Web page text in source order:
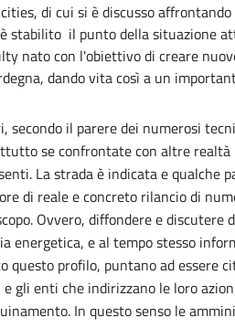
di cui si è discusso
stabilito il punto della situazione
nato con l'obiettivo di creare
dando vita così a un
secondo il parere dei numerosi
se confrontate con altre realtà
La strada è indicata e
di reale e concreto rilancio di
Ovvero, diffondere e
e al tempo stesso
questo profilo, puntano ad essere
gli enti che indirizzano le loro
In questo senso le